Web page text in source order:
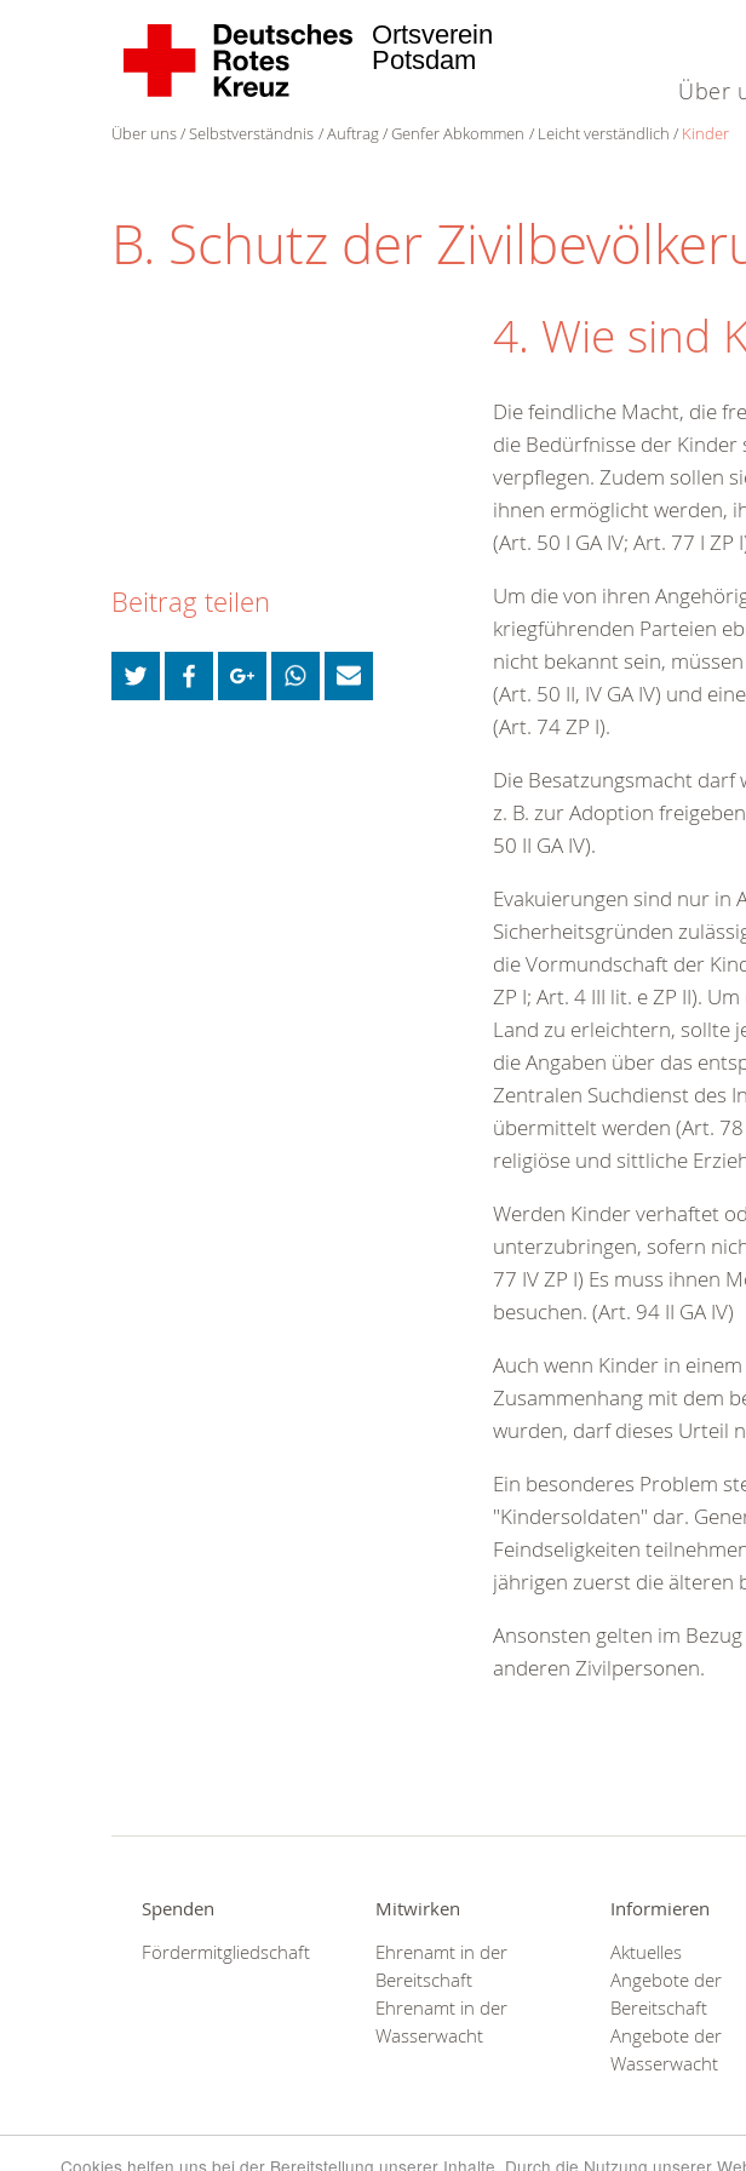
Cookies helfen uns bei der Bereitstellung unserer Inhalte. Durch die Nutzung unserer
Über
Ortsverein
Potsdam
Über uns Selbstverständnis Auftrag Genfer Abkommen Leicht verständlich Kinder
B. Schutz der
4. Wie sind
Die feindliche Macht, die
die Bedürfnisse der
verpflegen. Zudem sollen
ihnen ermöglicht werden,
(Art. 50 I GA IV; Art. 77 I ZP
Um die von ihren
kriegführenden Parteien
nicht bekannt sein,
(Art. 50 II, IV GA IV) und
(Art. 74 ZP I).
Die Besatzungsmacht
z. B. zur Adoption
50 II GA IV).
Evakuierungen sind nur in
Sicherheitsgründen
die Vormundschaft der
ZP I; Art. 4 III lit. e ZP II).
Land zu erleichtern, sollte
die Angaben über das
Zentralen Suchdienst des
übermittelt werden (Art.
religiöse und sittliche
Werden Kinder verhaftet
unterzubringen, sofern
77 IV ZP I) Es muss ihnen
besuchen. (Art. 94 II GA IV)
Auch wenn Kinder in
Zusammenhang mit dem
wurden, darf dieses Urteil
Ein besonderes Problem
"Kindersoldaten" dar.
Feindseligkeiten
jährigen zuerst die älteren
Ansonsten gelten im
anderen Zivilpersonen.
Beitrag teilen
Spenden
Fördermitgliedschaft
Mitwirken
Ehrenamt in der
Bereitschaft
Ehrenamt in der
Wasserwacht
Informieren
Aktuelles
Angebote der
Bereitschaft
Angebote der
Wasserwacht